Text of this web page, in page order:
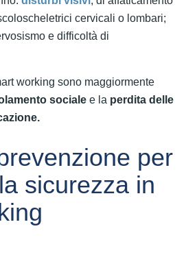
cervicali o lombari;
e difficoltà di
working sono maggiormente
sociale e la perdita delle
per
sicurezza in